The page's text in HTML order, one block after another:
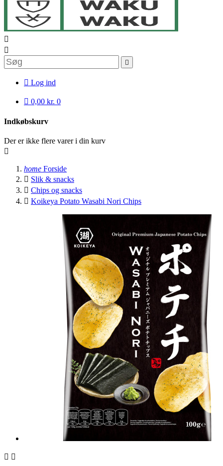



 Log ind
 0,00 kr. 0
Indkøbskurv
Der er ikke flere varer i din kurv

home Forside
 Slik & snacks
 Chips og snacks
 Koikeya Potato Wasabi Nori Chips
 